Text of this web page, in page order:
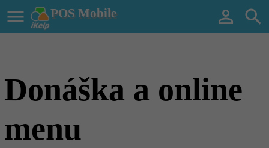
POS Mobile
  
Donáška a online
menu